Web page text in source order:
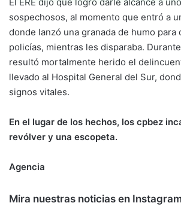
sospechosos, al momento que entró a
donde lanzó una granada de humo para
policías, mientras les disparaba.
resultó mortalmente herido el
llevado al Hospital General del Sur,
signos vitales.
En el lugar de los hechos, los cpbez
revólver y una escopeta.
Agencia
Mira nuestras noticias en